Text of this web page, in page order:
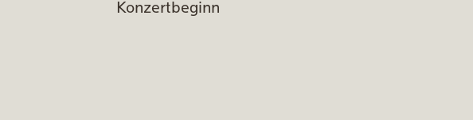
Konzertbeginn